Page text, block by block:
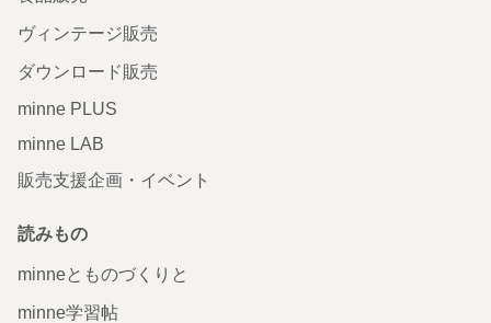
ヴィンテージ販売
ダウンロード販売
minne PLUS
minne LAB
販売支援企画・イベント
読みもの
minneとものづくりと
minne学習帖